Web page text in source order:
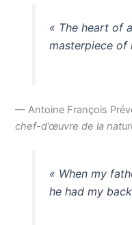
« The heart of
masterpiece of
— Antoine François
chef-d’œuvre de la
« When my
he had my